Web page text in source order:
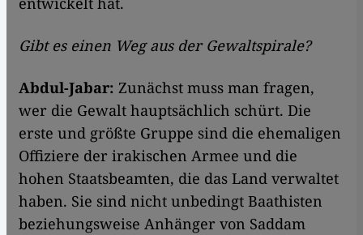
Gibt es einen Weg aus der Gewaltspirale?
Abdul-Jabar: Zunächst muss man fragen,
wer die Gewalt hauptsächlich schürt. Die
erste und größte Gruppe sind die ehemaligen
Offiziere der irakischen Armee und die
hohen Staatsbeamten, die das Land verwaltet
haben. Sie sind nicht unbedingt Baathisten
beziehungsweise Anhänger von Saddam